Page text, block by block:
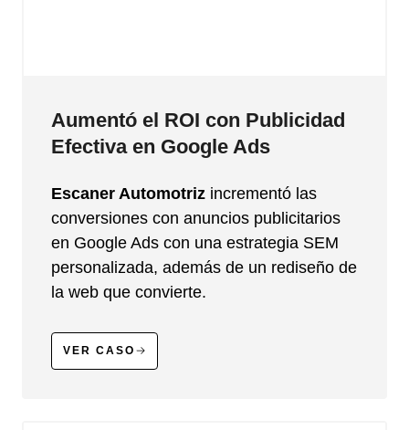
Aumentó el ROI con Publicidad
Efectiva en Google Ads
Escaner Automotriz incrementó las
conversiones con anuncios publicitarios
en Google Ads con una estrategia SEM
personalizada, además de un rediseño de
la web que convierte.
VER CASO